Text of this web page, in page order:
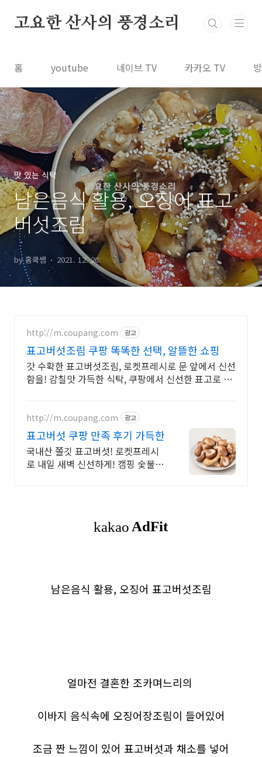
고요한 산사의 풍경소리
홈 youtube 네이브 TV 카카오 TV
맛 있는 식탁
남은음식 활용, 오징어 표고
버섯조림
by 홈쿡쌤 2021. 12. 26.
http://m.coupang.com 광고
표고버섯조림 쿠팡 똑똑한 선택, 알뜰한 쇼핑
갓 수확한 표고버섯조림, 로켓프레시로 문 앞에서 신선
함을! 감칠맛 가득한 식탁, 쿠팡에서 신선한 표고로 요
http://m.coupang.com 광고
표고버섯 쿠팡 만족 후기 가득한
국내산 쫄깃 표고버섯! 로켓프레시
로 내일 새벽 신선하게! 캠핑 숯불
남은음식 활용, 오징어 표고버섯조림
얼마전 결혼한 조카며느리의
이바지 음식속에 오징어장조림이 들어있어
조금 짠 느낌이 있어 표고버섯과 채소를 넣어